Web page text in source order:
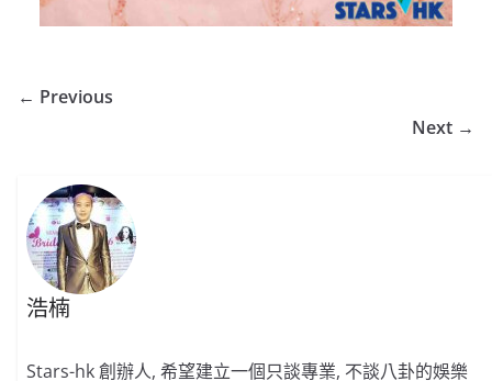
← Previous
Next →
浩楠
Stars-hk 創辦人, 希望建立一個只談專業, 不談八卦的娛樂